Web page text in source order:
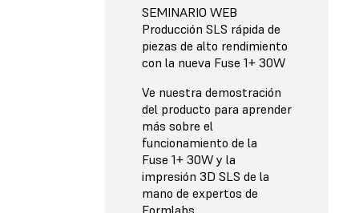
SEMINARIO WEB
Producción SLS rápida de
piezas de alto rendimiento
con la nueva Fuse 1+ 30W
Ve nuestra demostración
del producto para aprender
más sobre el
funcionamiento de la
Fuse 1+ 30W y la
impresión 3D SLS de la
mano de expertos de